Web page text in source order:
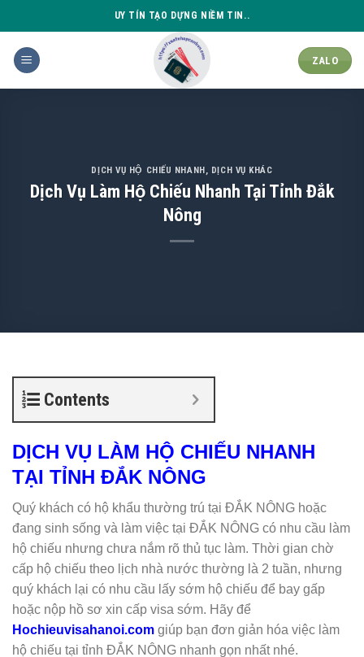
to
content
UY TÍN TẠO DỰNG NIỀM TIN..
ZALO
DỊCH VỤ HỘ CHIẾU NHANH , DỊCH VỤ KHÁC
Dịch Vụ Làm Hộ Chiếu Nhanh Tại Tỉnh Đắk
Nông
Contents
DỊCH VỤ LÀM HỘ CHIẾU NHANH
TẠI TỈNH ĐẮK NÔNG
Quý khách có hộ khẩu thường trú tại ĐẮK NÔNG hoặc
đang sinh sống và làm việc tại ĐẮK NÔNG có nhu cầu làm
hộ chiếu nhưng chưa nắm rõ thủ tục làm. Thời gian chờ
cấp hộ chiếu theo lịch nhà nước thường là 2 tuần, nhưng
quý khách lại có nhu cầu lấy sớm hộ chiếu để bay gấp
hoặc nộp hồ sơ xin cấp visa sớm. Hãy để
Hochieuvisahanoi.com giúp bạn đơn giản hóa việc làm
hộ chiếu tại tỉnh ĐẮK NÔNG nhanh gọn nhất nhé.